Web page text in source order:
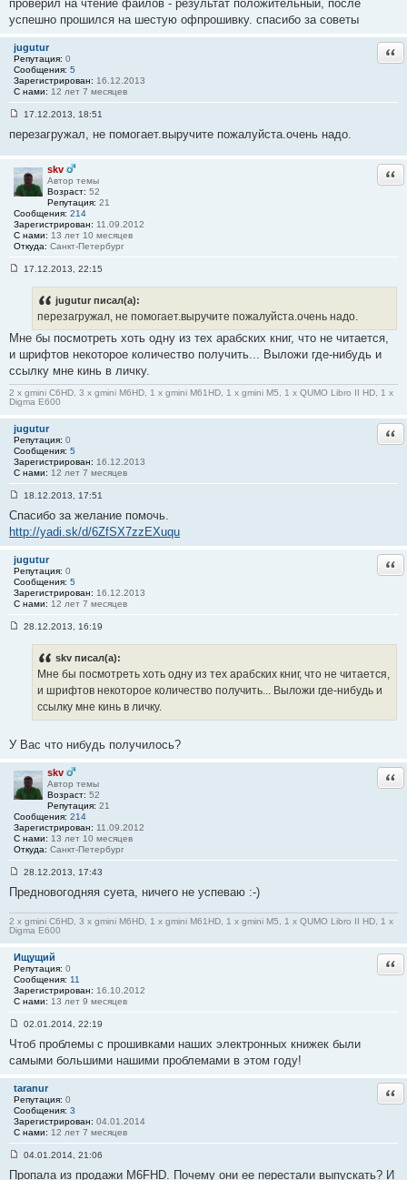
б
щ
н
и
е
#
1
6
4
проверил на чтение файлов - результат положительный, после
успешно прошился на шестую офпрошивку. спасибо за советы
jugutur
Репутация: 0
Сообщения: 5
Зарегистрирован: 16.12.2013
С нами: 12 лет 7 месяцев
о
о
б
щ
е
н
и
е
1
6
17.12.2013, 18:51
перезагружал, не помогает.выручите пожалуйста.очень надо.
skv
Автор темы
Возраст: 52
Репутация: 21
Сообщения: 214
Зарегистрирован: 11.09.2012
С нами: 13 лет 10 месяцев
Откуда: Санкт-Петербург
н
и
#
1
6
6
17.12.2013, 22:15
jugutur писал(а):
перезагружал, не помогает.выручите пожалуйста.очень надо.
Мне бы посмотреть хоть одну из тех арабских книг, что не читается,
и шрифтов некоторое количество получить... Выложи где-нибудь и
ссылку мне кинь в личку.
2 x gmini C6HD, 3 x gmini M6HD, 1 x gmini M61HD, 1 x gmini M5, 1 x QUMO Libro II HD, 1 x
Digma E600
jugutur
Репутация: 0
Сообщения: 5
Зарегистрирован: 16.12.2013
С нами: 12 лет 7 месяцев
о
о
б
щ
е
н
и
е
#
6
18.12.2013, 17:51
Спасибо за желание помочь.
http://yadi.sk/d/6ZfSX7zzEXuqu
jugutur
Репутация: 0
Сообщения: 5
Зарегистрирован: 16.12.2013
С нами: 12 лет 7 месяцев
1
8
28.12.2013, 16:19
skv писал(а):
Мне бы посмотреть хоть одну из тех арабских книг, что не читается,
и шрифтов некоторое количество получить... Выложи где-нибудь и
ссылку мне кинь в личку.
У Вас что нибудь получилось?
skv
Автор темы
Возраст: 52
Репутация: 21
Сообщения: 214
Зарегистрирован: 11.09.2012
С нами: 13 лет 10 месяцев
Откуда: Санкт-Петербург
о
б
щ
е
н
и
е
#
1
6
28.12.2013, 17:43
Предновогодняя суета, ничего не успеваю :-)
2 x gmini C6HD, 3 x gmini M6HD, 1 x gmini M61HD, 1 x gmini M5, 1 x QUMO Libro II HD, 1 x
Digma E600
Ищущий
Репутация: 0
Сообщения: 11
Зарегистрирован: 16.10.2012
С нами: 13 лет 9 месяцев
о
б
щ
е
н
и
е
#
1
7
02.01.2014, 22:19
Чтоб проблемы с прошивками наших электронных книжек были
самыми большими нашими проблемами в этом году!
taranur
Репутация: 0
Сообщения: 3
Зарегистрирован: 04.01.2014
С нами: 12 лет 7 месяцев
о
04.01.2014, 21:06
Пропала из продажи M6FHD. Почему они ее перестали выпускать? И